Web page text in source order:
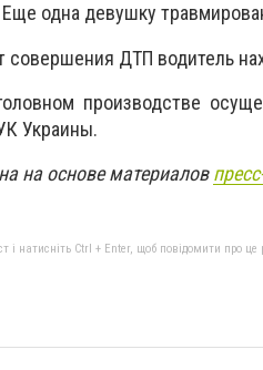
одна девушку
совершения ДТП водитель
производстве
Украины.
на основе материалов
і натисніть Ctrl + Enter, щоб повідомити про це